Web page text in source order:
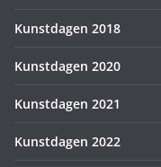
Kunstdagen 2018
Kunstdagen 2020
Kunstdagen 2021
Kunstdagen 2022